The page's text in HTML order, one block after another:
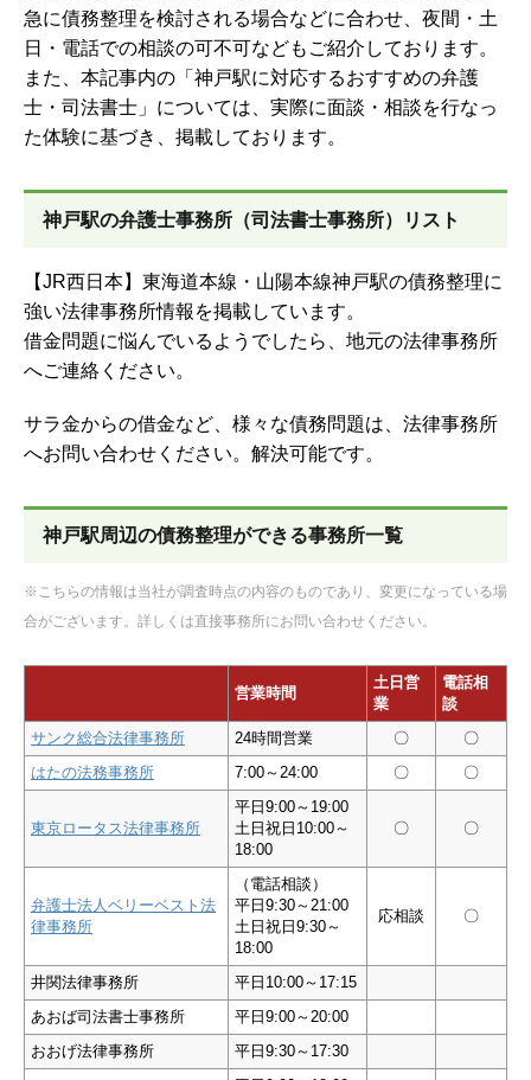
急に債務整理を検討される場合などに合わせ、夜間・土
日・電話での相談の可不可などもご紹介しております。
また、本記事内の「 神戸駅に対応するおすすめの弁護
士・司法書士」については、実際に面談・相談を行なっ
た体験に基づき、掲載しております。
神戸駅の弁護士事務所（司法書士事務所）リスト
【JR西日本】東海道本線・山陽本線神戸駅の債務整理に
強い法律事務所情報を掲載しています。
借金問題に悩んでいるようでしたら、地元の法律事務所
へご連絡ください。
サラ金からの借金など、様々な債務問題は、法律事務所
へお問い合わせください。解決可能です。
神戸駅周辺の債務整理ができる事務所一覧
※こちらの情報は当社が調査時点の内容のものであり、変更になっている場
合がございます。詳しくは直接事務所にお問い合わせください。
営業時間
土日営
業
電話相
談
サンク総合法律事務所
24時間営業 〇
〇
はたの法務事務所
7:00～24:00 〇 〇
東京ロータス法律事務所
平日9:00～19:00
土日祝日10:00～
18:00
〇 〇
弁護士法人ベリーベスト法
律事務所
（電話相談）
平日9:30～21:00
土日祝日9:30～
18:00
応相談 〇
井関法律事務所
平日10:00～17:15
あおば司法書士事務所
平日9:00～20:00
おおげ法律事務所
平日9:30～17:30